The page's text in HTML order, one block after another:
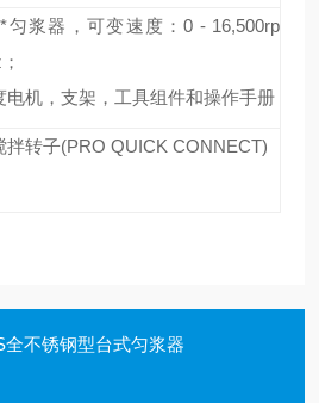
匀浆器，可变速度：0 - 16,500rp
电机，支架，工具组件和操作手册
拌转子(PRO QUICK CONNECT)
全不锈钢型台式匀浆器